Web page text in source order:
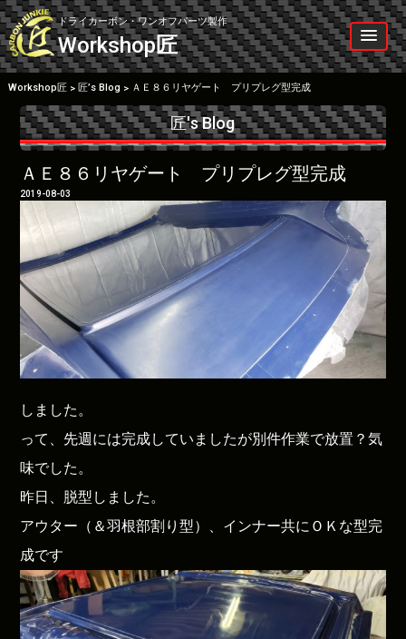
Skip
to
content
ドライカーボン・ワンオフパーツ製作
Workshop匠
Workshop匠> 匠’s Blog > ＡＥ８６リヤゲート プリプレグ型完成
匠's Blog
ＡＥ８６リヤゲート プリプレグ型完成
2019-08-03
しました。
って、先週には完成していましたが別件作業で放置？気
味でした。
昨日、脱型しました。
アウター（＆羽根部割り型）、インナー共にＯＫな型完
成です